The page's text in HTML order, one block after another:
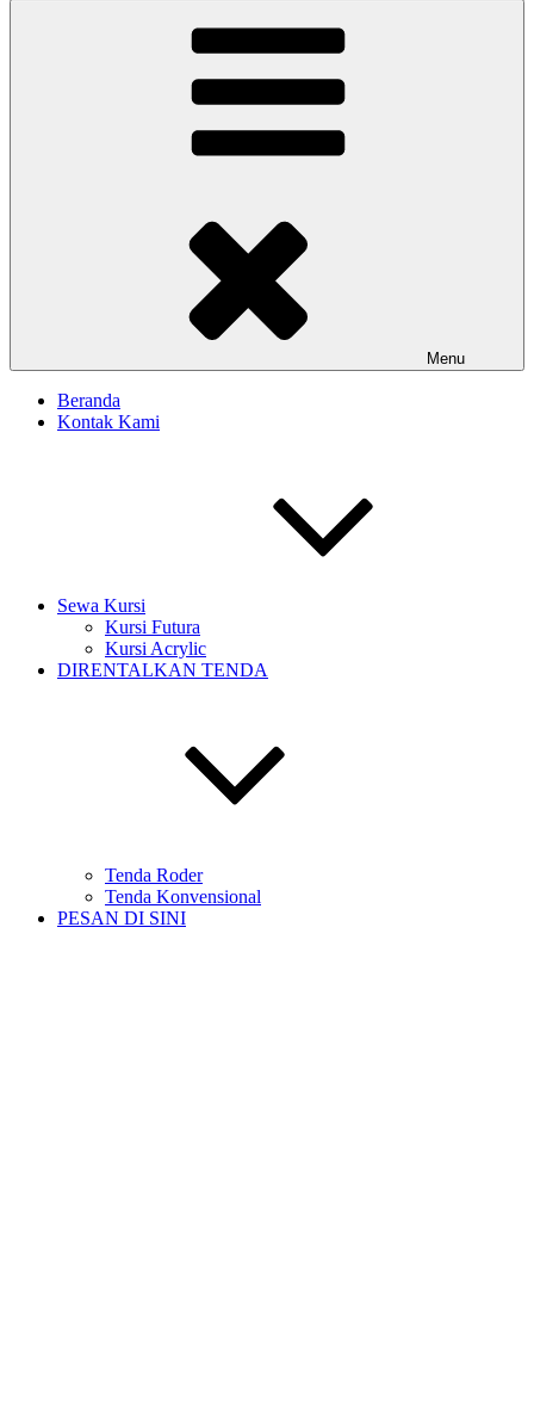
Menu
Beranda
Kontak Kami
Sewa Kursi
Kursi Futura
Kursi Acrylic
DIRENTALKAN TENDA
Tenda Roder
Tenda Konvensional
PESAN DI SINI